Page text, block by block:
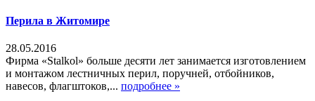
Перила в Житомире
28.05.2016
Фирма «Stalkol» больше десяти лет занимается изготовлением
и монтажом лестничных перил, поручней, отбойников,
навесов, флагштоков,... подробнее »